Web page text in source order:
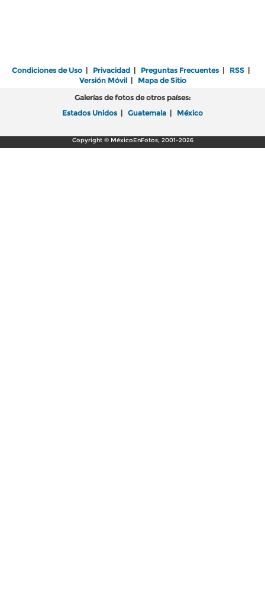
Condiciones de Uso | Privacidad | Preguntas Frecuentes | RSS |
Versión Móvil| Mapa de Sitio
Galerías de fotos de otros países:
Estados Unidos | Guatemala | México
Copyright © MéxicoEnFotos, 2001-2026